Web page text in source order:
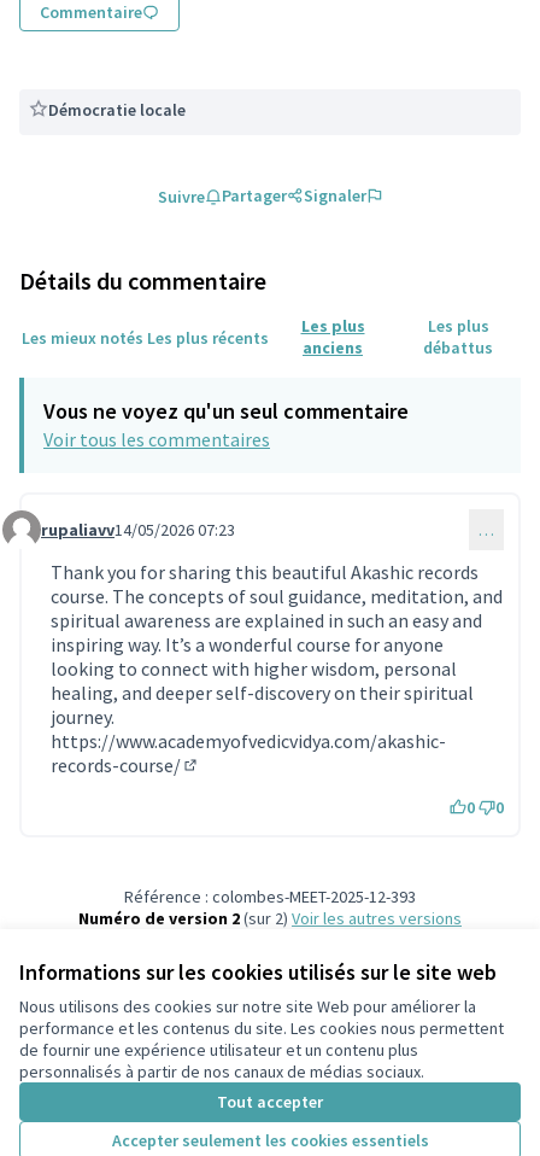
Informations sur les cookies utilisés sur le site web
Nous utilisons des cookies sur notre site Web pour améliorer la
performance et les contenus du site. Les cookies nous permettent
de fournir une expérience utilisateur et un contenu plus
personnalisés à partir de nos canaux de médias sociaux.
Tout accepter
Accepter seulement les cookies essentiels
Commentaire
Démocratie locale
Suivre Partager Signaler
Détails du commentaire
Les mieux notés Les plus récents
Les plus
anciens
Les plus
débattus
Vous ne voyez qu'un seul commentaire
Voir tous les commentaires
Commentaire 2306
rupaliavv14/05/2026 07:23 …
Thank you for sharing this beautiful Akashic records
course. The concepts of soul guidance, meditation, and
spiritual awareness are explained in such an easy and
inspiring way. It’s a wonderful course for anyone
looking to connect with higher wisdom, personal
healing, and deeper self-discovery on their spiritual
journey.
https://www.academyofvedicvidya.com/akashic-
records-course/
0 0
Référence : colombes-MEET-2025-12-393
Numéro de version 2(sur 2)
voir les autres versions
Conditions d'utilisation
Paramètres des cookies
participons.colombes.fr sur Facebook
(Lien externe)